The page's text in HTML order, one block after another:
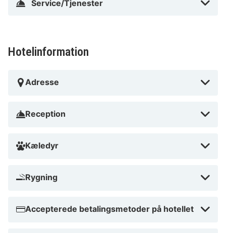
Service/Tjenester
Hotelinformation
Adresse
Reception
Kæledyr
Rygning
Accepterede betalingsmetoder på hotellet